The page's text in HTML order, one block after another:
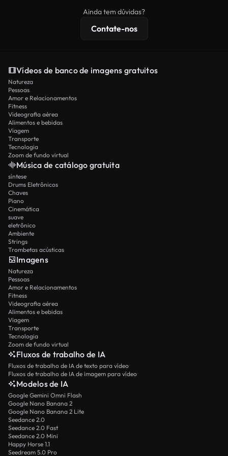
licenciamento estendidas.
Ainda tem dúvidas?
Contate-nos
Vídeos de banco de imagens gratuitos
Natureza
Pessoas
Amor e Relacionamentos
Fitness
Videografia aérea
Alimentos e bebidas
Viagem
Transporte
Tecnologia
Zoom de fundo virtual
Música de catálogo gratuita
síntese
Drums Eletrônicos
Chaves
Piano
Cinemática
suave
eletrônico
Ambiente
Strings
Trombetas acústicas
Imagens
Natureza
Pessoas
Amor e Relacionamentos
Fitness
Videografia aérea
Alimentos e bebidas
Viagem
Transporte
Tecnologia
Zoom de fundo virtual
Fluxos de trabalho de IA
Fluxos de trabalho de IA de texto para vídeo
Fluxos de trabalho de IA de imagem para vídeo
Modelos de IA
Google Gemini Omni Flash
Google Nano Banana 2
Google Nano Banana 2 Lite
Seedance 2.0
Seedance 2.0 Fast
Seedance 2.0 Mini
Happy Horse 1.1
Seedream 5.0 Pro